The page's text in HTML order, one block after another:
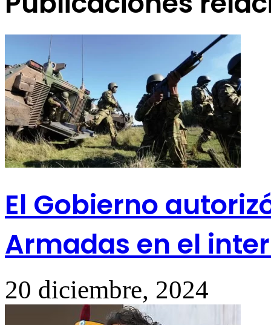
El Gobierno
Armadas en el
20 diciembre, 2024